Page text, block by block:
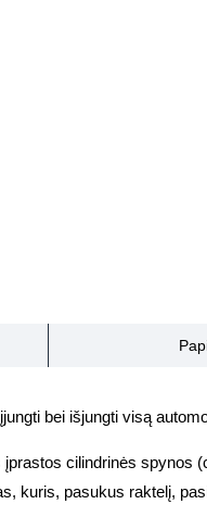
bei išjungti visą
įprastos cilindrinės spynos
kuris, pasukus raktelį,